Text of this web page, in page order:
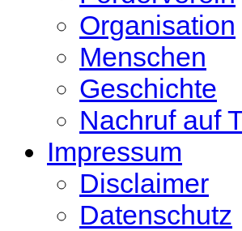
Organisation
Menschen
Geschichte
Nachruf auf
Impressum
Disclaimer
Datenschutz